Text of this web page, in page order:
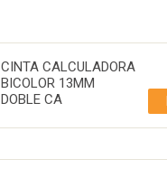
CINTA CALCULADORA
BICOLOR 13MM
DOBLE CA